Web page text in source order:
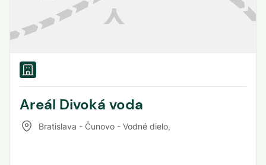
Areál Divoká voda
Bratislava - Čunovo - Vodné dielo,